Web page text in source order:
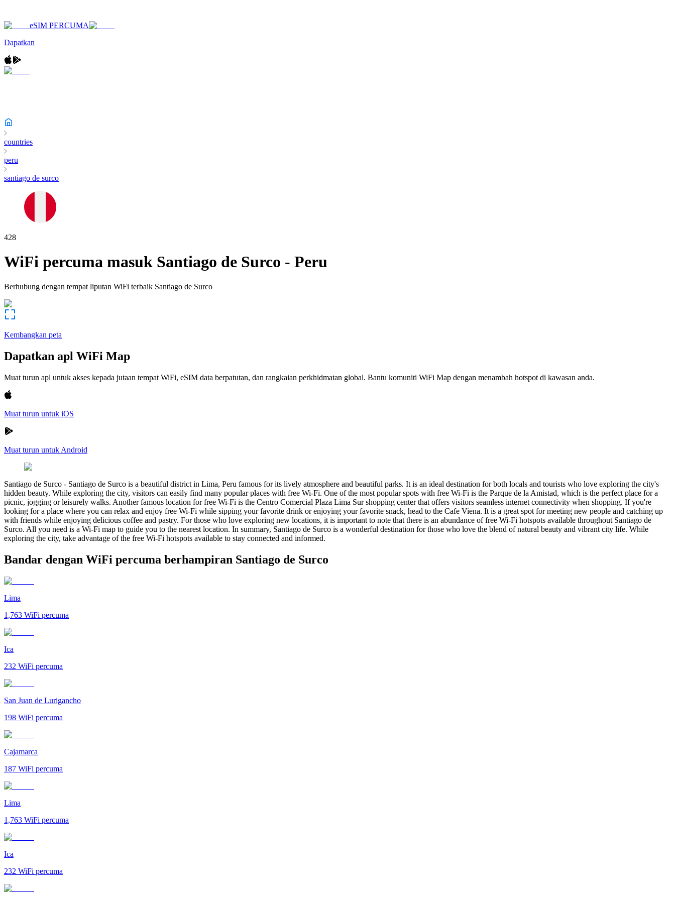
eSIM PERCUMA
Dapatkan
countries
peru
santiago de surco
428
WiFi percuma masuk Santiago de Surco - Peru
Berhubung dengan tempat liputan WiFi terbaik Santiago de Surco
Kembangkan peta
Dapatkan apl WiFi Map
Muat turun apl untuk akses kepada jutaan tempat WiFi, eSIM data berpatutan, dan rangkaian perkhidmatan global. Bantu komuniti WiFi Map dengan menambah hotspot di kawasan anda.
Muat turun untuk iOS
Muat turun untuk Android
Santiago de Surco - Santiago de Surco is a beautiful district in Lima, Peru famous for its lively atmosphere and beautiful parks. It is an ideal destination for both locals and tourists who love exploring the city's
hidden beauty. While exploring the city, visitors can easily find many popular places with free Wi-Fi. One of the most popular spots with free Wi-Fi is the Parque de la Amistad, which is the perfect place for a
picnic, jogging or leisurely walks. Another famous location for free Wi-Fi is the Centro Comercial Plaza Lima Sur shopping center that offers visitors seamless internet connectivity when shopping. If you're
looking for a place where you can relax and enjoy free Wi-Fi while sipping your favorite drink or enjoying your favorite snack, head to the Cafe Viena. It is a great spot for meeting new people and catching up
with friends while enjoying delicious coffee and pastry. For those who love exploring new locations, it is important to note that there is an abundance of free Wi-Fi hotspots available throughout Santiago de
Surco. All you need is a Wi-Fi map to guide you to the nearest location. In summary, Santiago de Surco is a wonderful destination for those who love the blend of natural beauty and vibrant city life. While
exploring the city, take advantage of the free Wi-Fi hotspots available to stay connected and informed.
Bandar dengan WiFi percuma berhampiran Santiago de Surco
Lima
1,763 WiFi percuma
Ica
232 WiFi percuma
San Juan de Lurigancho
198 WiFi percuma
Cajamarca
187 WiFi percuma
Lima
1,763 WiFi percuma
Ica
232 WiFi percuma